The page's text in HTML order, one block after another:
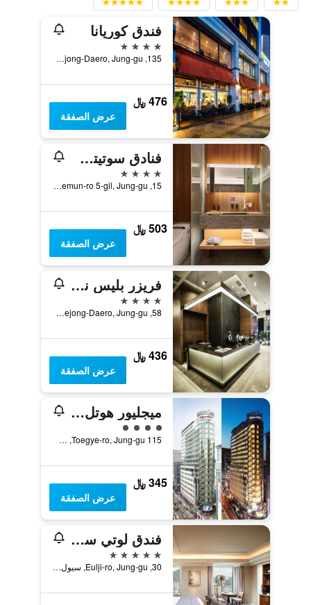
فندق كوريانا
4 نجوم
135, Sejong-Daero, Jung-gu, سيول, كوريا الجنوبية
476 ﷼
عرض الصفقة
فنادق سوتيتسو ذا سبليسير سول مييونغدونغ
4 نجوم
15, Namdaemun-ro 5-gil, Jung-gu, سيول, كوريا الجنوبية
503 ﷼
عرض الصفقة
فريزر بليس نامدايمون سول
4 نجوم
58, Sejong-Daero, Jung-gu, سيول, كوريا الجنوبية
436 ﷼
عرض الصفقة
ميجليور هوتل سول ميونجدونج
تقييم فئة 4
115 Toegye-ro, Jung-gu, سيول, كوريا الجنوبية
345 ﷼
عرض الصفقة
فندق لوتي سيول
5 نجوم
30, Eulji-ro, Jung-gu, سيول, كوريا الجنوبية